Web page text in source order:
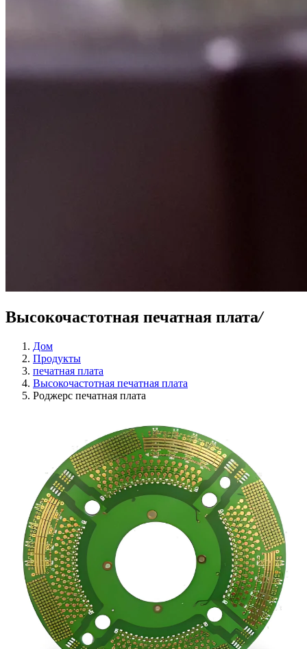
Высокочастотная печатная плата/
Дом
Продукты
печатная плата
Высокочастотная печатная плата
Роджерс печатная плата